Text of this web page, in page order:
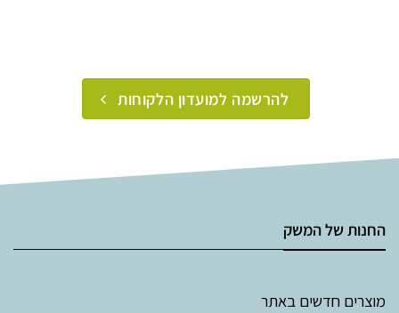
להרשמה למועדון הלקוחות
החנות של המשק
מוצרים חדשים באתר